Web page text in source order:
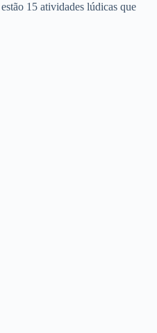
15 atividades lúdicas que